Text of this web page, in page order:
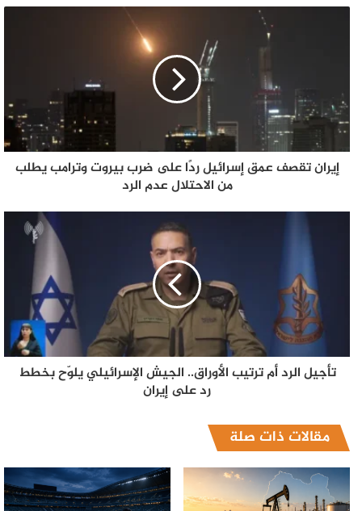
إيران تقصف عمق إسرائيل ردًا على ضرب بيروت وترامب يطلب
من الاحتلال عدم الرد
تأجيل الرد أم ترتيب الأوراق.. الجيش الإسرائيلي يلوّح بخطط
رد على إيران
مقالات ذات صلة